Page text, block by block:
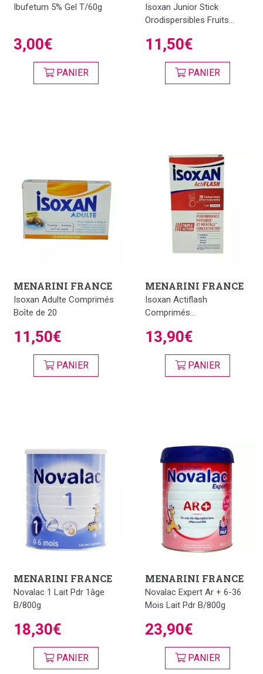
Ibufetum 5% Gel T/60g
3,00€
PANIER
Isoxan Junior Stick
Orodispersibles Fruits...
11,50€
PANIER
MENARINI FRANCE
Isoxan Adulte Comprimés
Boîte de 20
11,50€
PANIER
MENARINI FRANCE
Isoxan Actiflash
Comprimés...
13,90€
PANIER
MENARINI FRANCE
Novalac 1 Lait Pdr 1âge
B/800g
18,30€
PANIER
MENARINI FRANCE
Novalac Expert Ar + 6-36
Mois Lait Pdr B/800g
23,90€
PANIER